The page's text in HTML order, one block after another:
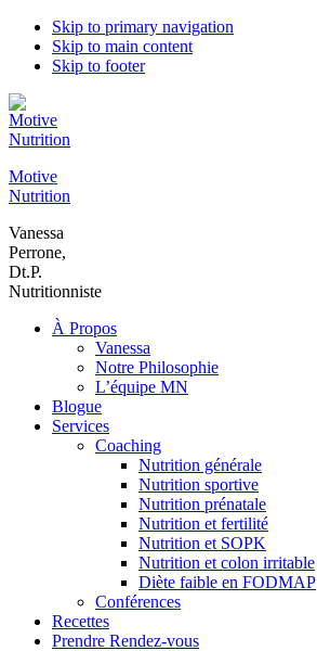
Skip to primary navigation
Skip to main content
Skip to footer
Motive
Nutrition
Vanessa
Perrone,
Dt.P.
Nutritionniste
À Propos
Vanessa
Notre Philosophie
L’équipe MN
Blogue
Services
Coaching
Nutrition générale
Nutrition sportive
Nutrition prénatale
Nutrition et fertilité
Nutrition et SOPK
Nutrition et colon irritable
Diète faible en FODMAP
Conférences
Recettes
Prendre Rendez-vous